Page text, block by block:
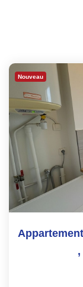
Nouveau
,